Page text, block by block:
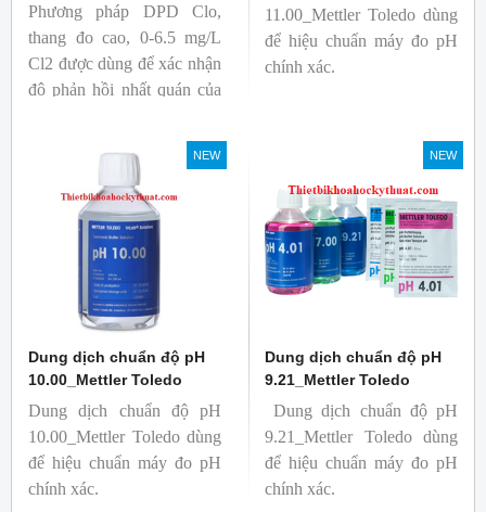
Phương pháp DPD Clo,
thang đo cao, 0-6.5 mg/L
Cl2 được dùng để xác nhận
độ phản hồi nhất quán của
11.00_Mettler Toledo dùng
để hiệu chuẩn máy đo pH
chính xác.
NEW
Dung dịch chuẩn độ pH
10.00_Mettler Toledo
Dung dịch chuẩn độ pH
10.00_Mettler Toledo dùng
để hiệu chuẩn máy đo pH
chính xác.
NEW
Dung dịch chuẩn độ pH
9.21_Mettler Toledo
Dung dịch chuẩn độ pH
9.21_Mettler Toledo dùng
để hiệu chuẩn máy đo pH
chính xác.